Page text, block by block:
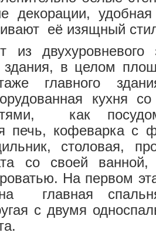
декорации,
её изящный
из
здания, в целом
главного
кухня
как
печь, кофеварка с
столовая,
со своей ванной,
На первом
главная
с двумя